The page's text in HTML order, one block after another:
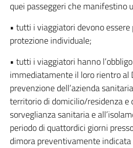
quei passeggeri che manifestino
• tutti i viaggiatori devono
protezione individuale;
• tutti i viaggiatori hanno
immediatamente il loro rientro al
prevenzione dell’azienda
territorio di domicilio/residenza e
sorveglianza sanitaria e
periodo di quattordici giorni
dimora preventivamente indicata